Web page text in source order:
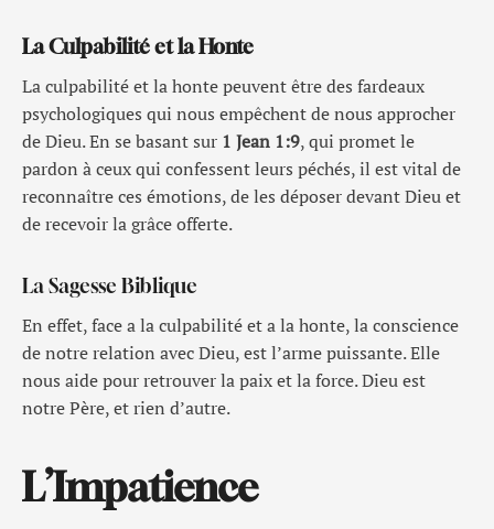
La Culpabilité et la Honte
La culpabilité et la honte peuvent être des fardeaux
psychologiques qui nous empêchent de nous approcher
de Dieu. En se basant sur 1 Jean 1:9, qui promet le
pardon à ceux qui confessent leurs péchés, il est vital de
reconnaître ces émotions, de les déposer devant Dieu et
de recevoir la grâce offerte.
La Sagesse Biblique
En effet, face a la culpabilité et a la honte, la conscience
de notre relation avec Dieu, est l’arme puissante. Elle
nous aide pour retrouver la paix et la force. Dieu est
notre Père, et rien d’autre.
L’Impatience